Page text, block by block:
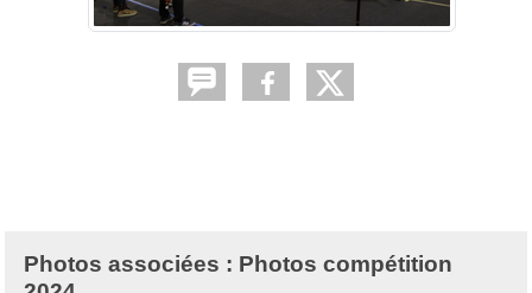
Photos associées : Photos compétition